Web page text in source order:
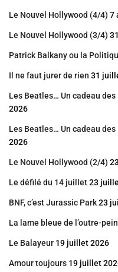
Le Nouvel Hollywood (4/4) 7
Le Nouvel Hollywood (3/4)
Patrick Balkany ou la
Il ne faut jurer de rien 31
Les Beatles… Un cadeau
2026
Les Beatles… Un cadeau
2026
Le Nouvel Hollywood (2/4)
Le défilé du 14 juillet23
BNF, c’est Jurassic Park23
La lame bleue de l’outre-
Le Balayeur 19 juillet 2026
Amour toujours 19 juillet